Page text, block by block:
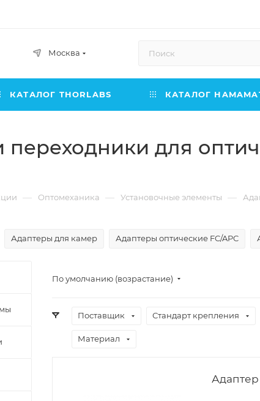
Москва
КАТАЛОГ THORLABS КАТАЛОГ
для
— Оптомеханика — Установочные элементы —
Адаптеры для камер Адаптеры оптические FC/APC
По умолчанию (возрастание)
Поставщик Стандарт крепления
Материал
Адаптер